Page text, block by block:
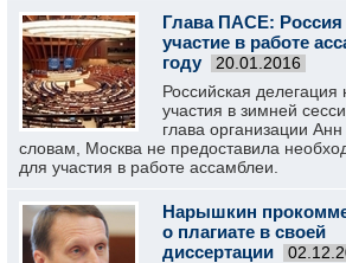
Глава ПАСЕ: Россия
участие в работе
году
20.01.2016
Российская
участия в зимней
глава организации
словам, Москва не предоставила
для участия в работе ассамблеи.
Нарышкин
о плагиате в своей
диссертации